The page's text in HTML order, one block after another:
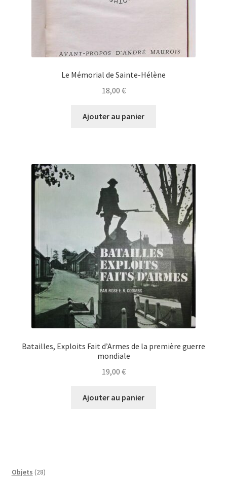
Le Mémorial de Sainte-Hélène
18,00 €
Ajouter au panier
Batailles, Exploits Fait d’Armes de la première guerre
mondiale
19,00 €
Ajouter au panier
Objets 2828